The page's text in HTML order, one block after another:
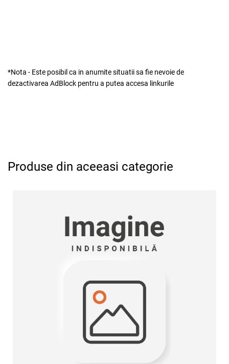
*Nota - Este posibil ca in anumite situatii sa fie nevoie de
dezactivarea AdBlock pentru a putea accesa linkurile
Produse din aceeasi categorie